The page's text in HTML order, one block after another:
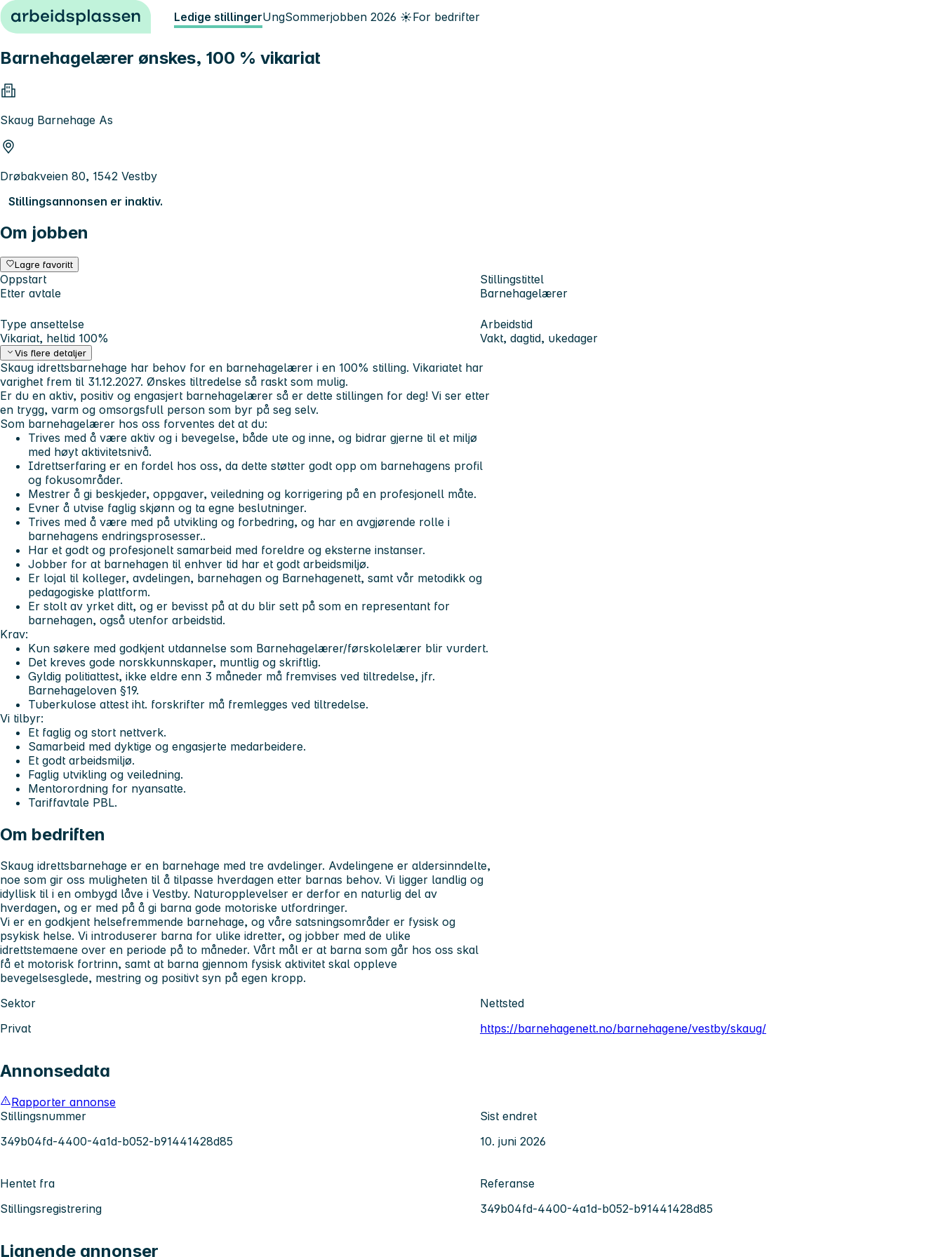
Hopp til innhold Ledige stillingerUngSommerjobben 2026 ☀️For bedrifter
Barnehagelærer ønskes, 100 % vikariat
Skaug Barnehage As
Drøbakveien 80, 1542 Vestby
Stillingsannonsen er inaktiv.
Om jobben
Lagre favoritt
Oppstart
Etter avtale
Stillingstittel
Barnehagelærer
Type ansettelse
Vikariat, heltid 100%
Arbeidstid
Vakt, dagtid, ukedager
Vis flere detaljer
Skaug idrettsbarnehage har behov for en barnehagelærer i en 100% stilling. Vikariatet har
varighet frem til 31.12.2027. Ønskes tiltredelse så raskt som mulig.
Er du en aktiv, positiv og engasjert barnehagelærer så er dette stillingen for deg! Vi ser etter
en trygg, varm og omsorgsfull person som byr på seg selv.
Som barnehagelærer hos oss forventes det at du:
Trives med å være aktiv og i bevegelse, både ute og inne, og bidrar gjerne til et miljø
med høyt aktivitetsnivå.
Idrettserfaring er en fordel hos oss, da dette støtter godt opp om barnehagens profil
og fokusområder.
Mestrer å gi beskjeder, oppgaver, veiledning og korrigering på en profesjonell måte.
Evner å utvise faglig skjønn og ta egne beslutninger.
Trives med å være med på utvikling og forbedring, og har en avgjørende rolle i
barnehagens endringsprosesser..
Har et godt og profesjonelt samarbeid med foreldre og eksterne instanser.
Jobber for at barnehagen til enhver tid har et godt arbeidsmiljø.
Er lojal til kolleger, avdelingen, barnehagen og Barnehagenett, samt vår metodikk og
pedagogiske plattform.
Er stolt av yrket ditt, og er bevisst på at du blir sett på som en representant for
barnehagen, også utenfor arbeidstid.
Krav:
Kun søkere med godkjent utdannelse som Barnehagelærer/førskolelærer blir vurdert.
Det kreves gode norskkunnskaper, muntlig og skriftlig.
Gyldig politiattest, ikke eldre enn 3 måneder må fremvises ved tiltredelse, jfr.
Barnehageloven §19.
Tuberkulose attest iht. forskrifter må fremlegges ved tiltredelse.
Vi tilbyr:
Et faglig og stort nettverk.
Samarbeid med dyktige og engasjerte medarbeidere.
Et godt arbeidsmiljø.
Faglig utvikling og veiledning.
Mentorordning for nyansatte.
Tariffavtale PBL.
Om bedriften
Skaug idrettsbarnehage er en barnehage med tre avdelinger. Avdelingene er aldersinndelte,
noe som gir oss muligheten til å tilpasse hverdagen etter barnas behov. Vi ligger landlig og
idyllisk til i en ombygd låve i Vestby. Naturopplevelser er derfor en naturlig del av
hverdagen, og er med på å gi barna gode motoriske utfordringer.
Vi er en godkjent helsefremmende barnehage, og våre satsningsområder er fysisk og
psykisk helse. Vi introduserer barna for ulike idretter, og jobber med de ulike
idrettstemaene over en periode på to måneder. Vårt mål er at barna som går hos oss skal
få et motorisk fortrinn, samt at barna gjennom fysisk aktivitet skal oppleve
bevegelsesglede, mestring og positivt syn på egen kropp.
Sektor
Privat
Nettsted
https://barnehagenett.no/barnehagene/vestby/skaug/
Annonsedata
Rapporter annonse
Stillingsnummer
349b04fd-4400-4a1d-b052-b91441428d85
Sist endret
10. juni 2026
Hentet fra
Stillingsregistrering
Referanse
349b04fd-4400-4a1d-b052-b91441428d85
Lignende annonser